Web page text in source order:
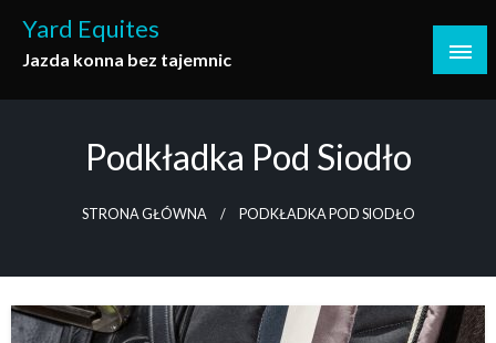
content
Yard Equites
Jazda konna bez tajemnic
Podkładka Pod Siodło
STRONA GŁÓWNA PODKŁADKA POD SIODŁO